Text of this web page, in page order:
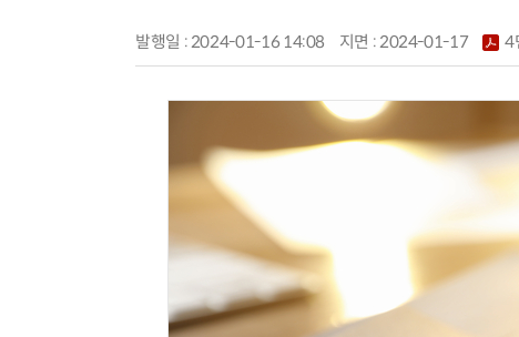
발행일 : 2024-01-16 14:08 지면 :2024-01-17 4